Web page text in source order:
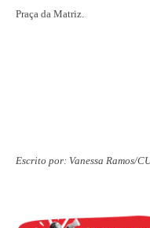
Praça da Matriz.
Escrito por: Vanessa Ramos/